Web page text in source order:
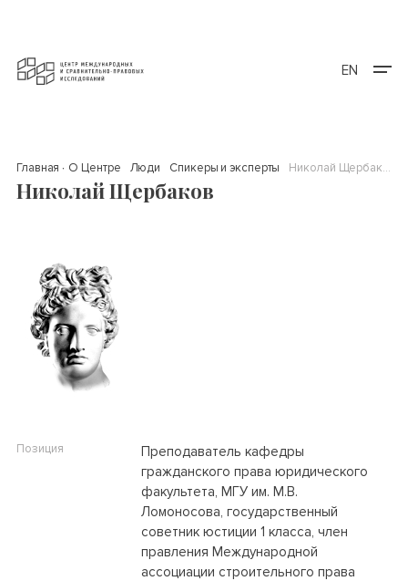
EN
Главная О Центре Люди Спикеры и эксперты Николай Щербаков
Николай Щербаков
Позиция
Преподаватель кафедры
гражданского права юридического
факультета, МГУ им. М.В.
Ломоносова, государственный
советник юстиции 1 класса, член
правления Международной
ассоциации строительного права